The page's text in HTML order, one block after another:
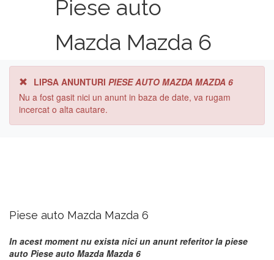
Piese auto
Mazda Mazda 6
LIPSA ANUNTURI PIESE AUTO MAZDA MAZDA 6
Nu a fost gasit nici un anunt in baza de date, va rugam
incercat o alta cautare.
Piese auto Mazda Mazda 6
In acest moment nu exista nici un anunt referitor la piese
auto Piese auto Mazda Mazda 6